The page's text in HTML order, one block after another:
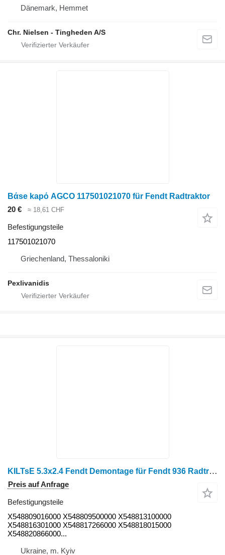
Dänemark, Hemmet
Chr. Nielsen - Tingheden A/S
Bάse kapό AGCO 117501021070 für Fendt Radtraktor
20 €
≈ 18,61 CHF
Befestigungsteile
117501021070
Griechenland, Thessaloniki
Pexlivanidis
KILTsE 5.3x2.4 Fendt Demontage für Fendt 936 Radtraktor
Preis auf Anfrage
Befestigungsteile
X548809016000 X548809500000 X548813100000
X548816301000 X548817266000 X548818015000
X548820866000...
Ukraine, m. Kyiv